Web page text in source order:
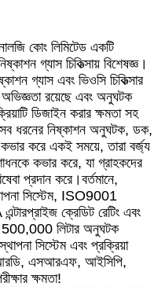
কোং লিমিটেড একটি
গ্যাস চিকিত্সায় বিশেষজ্ঞ।
গ্যাস এবং ভিওসি চিকিত্সার
রয়েছে এবং অনুঘটক
ডিজাইন করার ক্ষমতা সহ
সব ধরনের নিষ্কাশন অনুঘটক, ডক,
করে একই সময়ে, তারা বর্জ্য
কভার করে, যা গ্রাহকদের
প্রদান করে।বর্তমানে,
সিস্টেম, ISO9001
ক্রেডিট রেটিং এবং
500,000 লিটার অনুঘটক
সিস্টেম এবং প্রক্রিয়া
এসআরএফ, আইসিপি,
ক্ষমতা!